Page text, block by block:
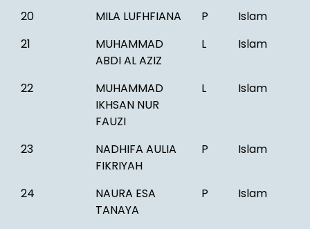
20 MILA LUFHFIANA P
Islam
21
MUHAMMAD
ABDI AL AZIZ
L Islam
22
MUHAMMAD
IKHSAN NUR
FAUZI
L Islam
23
NADHIFA AULIA
FIKRIYAH
P Islam
24
NAURA ESA
TANAYA
P Islam